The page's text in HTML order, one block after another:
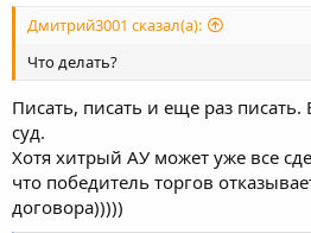
Дмитрий3001 сказал(а):
Что делать?
Писать, писать и еще раз писать.
суд.
Хотя хитрый АУ может уже все
что победитель торгов
договора)))))